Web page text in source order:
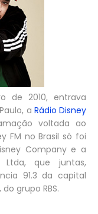
de 2010, entrava
a Rádio Disney
voltada ao
FM no Brasil só foi
Company e a
Ltda, que juntas,
91.3 da capital
grupo RBS.